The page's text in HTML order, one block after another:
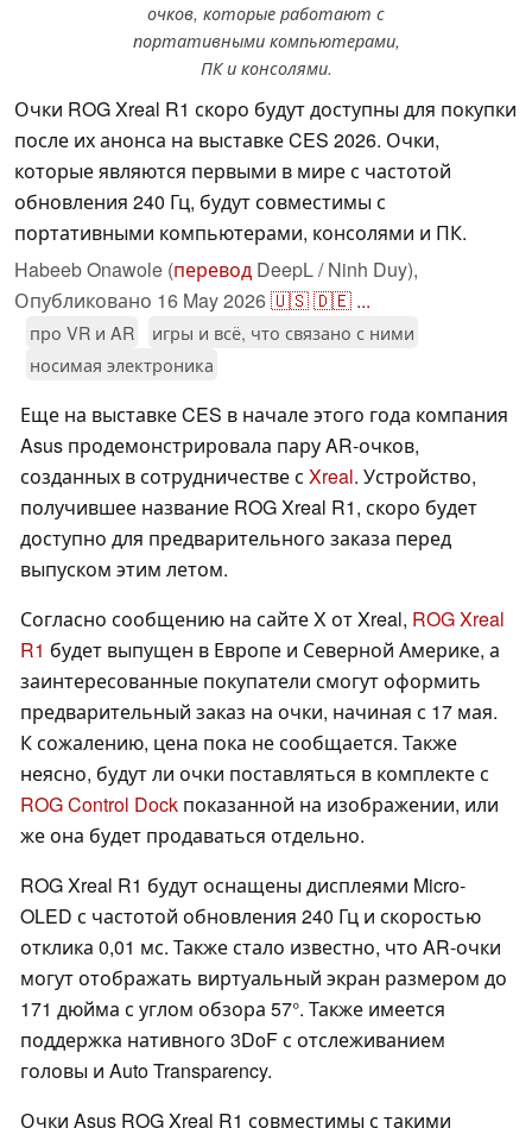
очков, которые работают с
портативными компьютерами,
ПК и консолями.
Очки ROG Xreal R1 скоро будут доступны для покупки
после их анонса на выставке CES 2026. Очки,
которые являются первыми в мире с частотой
обновления 240 Гц, будут совместимы с
портативными компьютерами, консолями и ПК.
Habeeb Onawole (перевод DeepL / Ninh Duy),
Опубликовано 16 May 2026🇺🇸🇩🇪 ...
про VR и AR
игры и всё, что связано с ними
носимая электроника
Еще на выставке CES в начале этого года компания
Asus продемонстрировала пару AR-очков,
созданных в сотрудничестве с Xreal. Устройство,
получившее название ROG Xreal R1, скоро будет
доступно для предварительного заказа перед
выпуском этим летом.
Согласно сообщению на сайте X от Xreal, ROG Xreal
R1 будет выпущен в Европе и Северной Америке, а
заинтересованные покупатели смогут оформить
предварительный заказ на очки, начиная с 17 мая.
К сожалению, цена пока не сообщается. Также
неясно, будут ли очки поставляться в комплекте с
ROG Control Dock показанной на изображении, или
же она будет продаваться отдельно.
ROG Xreal R1 будут оснащены дисплеями Micro-
OLED с частотой обновления 240 Гц и скоростью
отклика 0,01 мс. Также стало известно, что AR-очки
могут отображать виртуальный экран размером до
171 дюйма с углом обзора 57°. Также имеется
поддержка нативного 3DoF с отслеживанием
головы и Auto Transparency.
Очки Asus ROG Xreal R1 совместимы с такими